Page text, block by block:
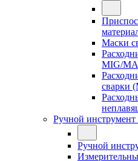
Маски
MIG/
сварки
Ручной инструмент
Ручной